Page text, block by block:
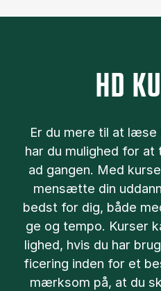
HD
Er du mere til at
har du mu­lig­hed for
ad gan­gen. Med
men­sæt­te din
bedst for dig, både
ge og tem­po. Kur­ser
lig­hed, hvis du har
fi­ce­ring in­den for et
mærk­som på, at du